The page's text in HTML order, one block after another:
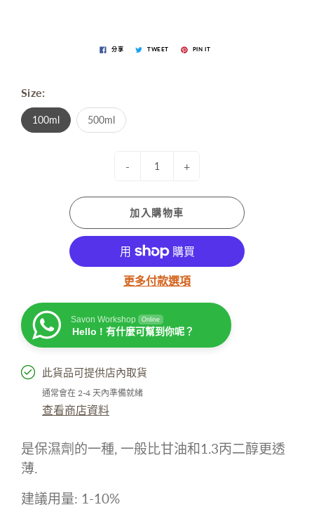
分享 TWEET PIN IT
Size:
100ml 500ml
- +
加入購物車
更多付款選項
Savon Workshop Online
Hello ! 有什麼可幫到你呢？
此貨品可提供店內取貨
通常會在 2-4 天內準備就緒
查看商店資料
是保濕劑的一種, 一般比甘油和1.3丙二醇更透
薄.
建議用量: 1-10%